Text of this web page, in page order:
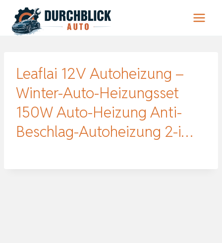
Inhalt
springen
Leaflai 12V Autoheizung –
Winter-Auto-Heizungsset
150W Auto-Heizung Anti-
Beschlag-Autoheizung 2-i…